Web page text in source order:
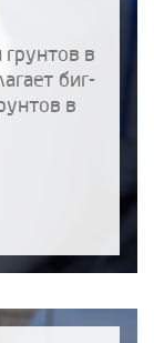
в
биг-
в